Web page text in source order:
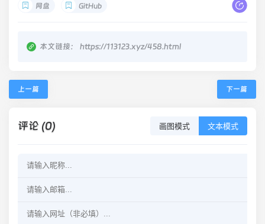
网盘 GitHub
本文链接： https://113123.xyz/458.html
上一篇 下一篇
评论 (0) 画图模式 文本模式